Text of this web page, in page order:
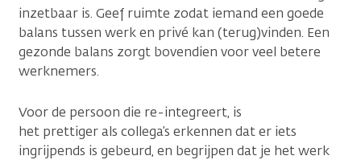
inzetbaar is. Geef ruimte zodat iemand een goede
balans tussen werk en privé kan (terug)vinden. Een
gezonde balans zorgt bovendien voor veel betere
werknemers.
Voor de persoon die re-integreert, is
het prettiger als collega’s erkennen dat er iets
ingrijpends is gebeurd, en begrijpen dat je het werk